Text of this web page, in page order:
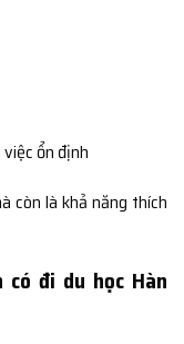
ổn định
còn là khả năng thích
đi du học Hàn